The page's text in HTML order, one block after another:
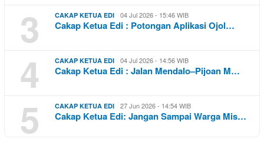
3 CAKAP KETUA EDI 04 Jul 2026 - 15:46 WIB
Cakap Ketua Edi : Potongan Aplikasi Ojol…
4 CAKAP KETUA EDI 04 Jul 2026 - 14:56 WIB
Cakap Ketua Edi : Jalan Mendalo–Pijoan M…
5 CAKAP KETUA EDI 27 Jun 2026 - 14:54 WIB
Cakap Ketua Edi: Jangan Sampai Warga Mis…